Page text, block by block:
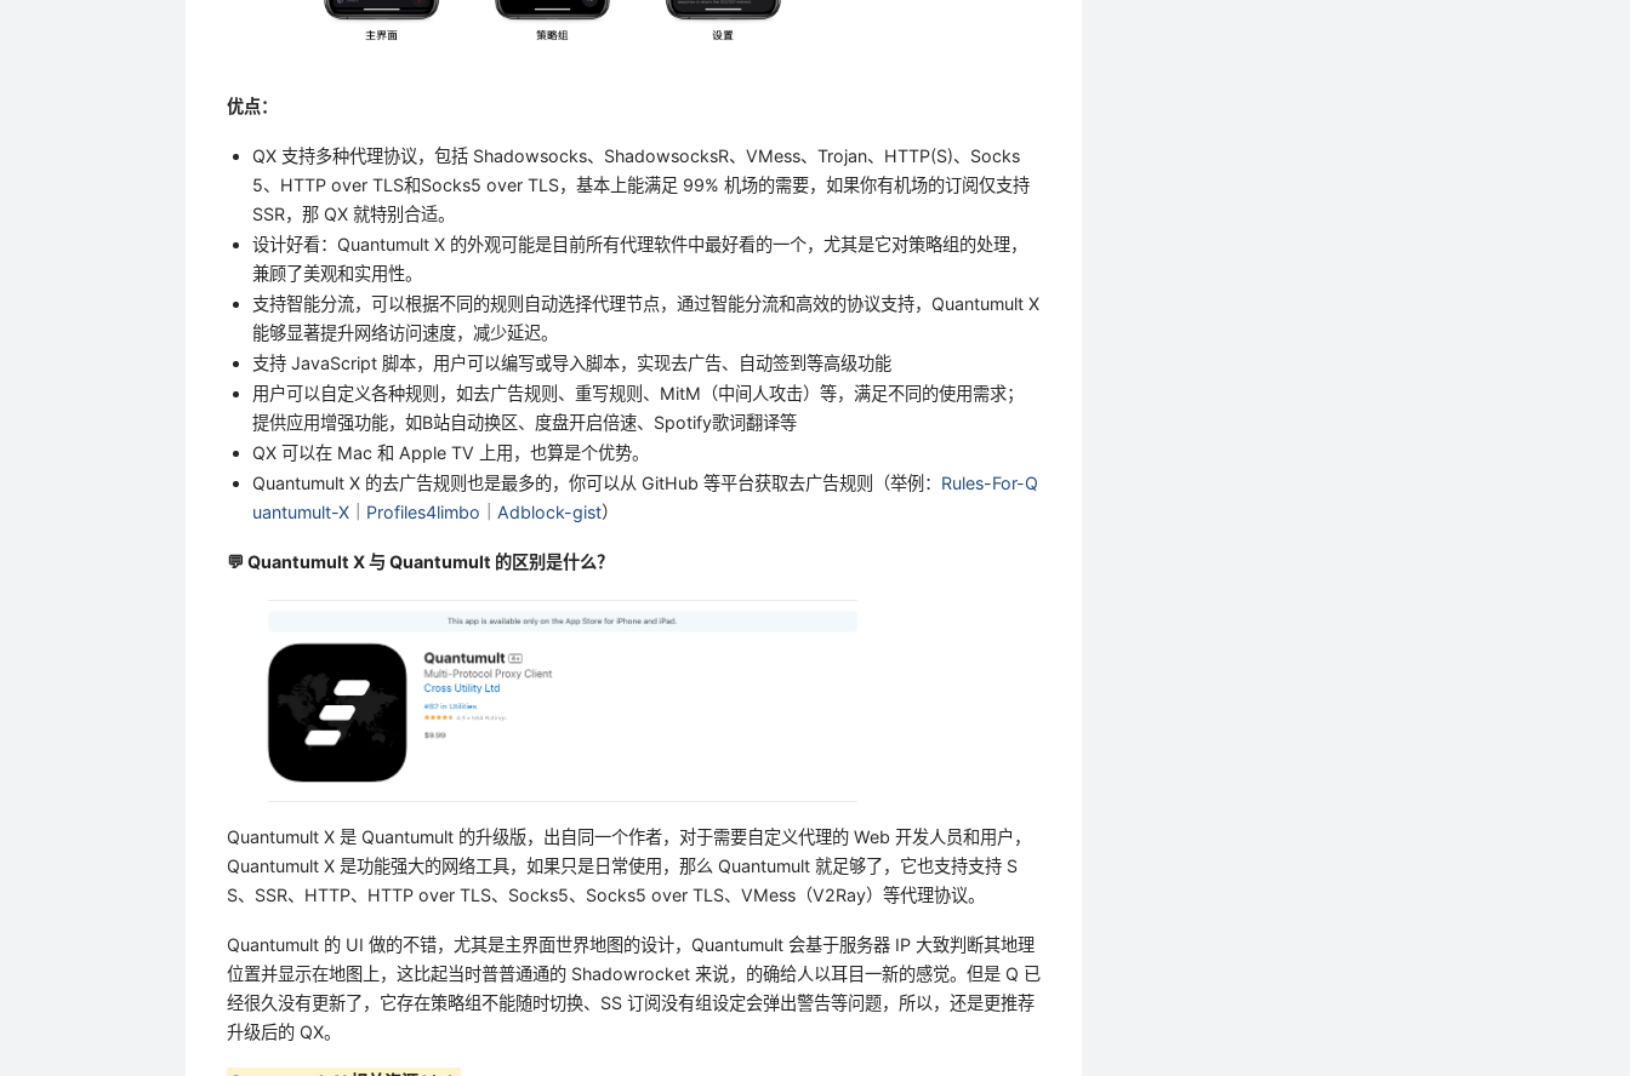
优点：
QX 支持多种代理协议，包括 Shadowsocks、ShadowsocksR、VMess、Trojan、HTTP(S)、Socks
5、HTTP over TLS和Socks5 over TLS，基本上能满足 99% 机场的需要，如果你有机场的订阅仅支持
SSR，那 QX 就特别合适。
设计好看：Quantumult X 的外观可能是目前所有代理软件中最好看的一个，尤其是它对策略组的处理，
兼顾了美观和实用性。
支持智能分流，可以根据不同的规则自动选择代理节点，通过智能分流和高效的协议支持，Quantumult X
能够显著提升网络访问速度，减少延迟。
支持 JavaScript 脚本，用户可以编写或导入脚本，实现去广告、自动签到等高级功能
用户可以自定义各种规则，如去广告规则、重写规则、MitM（中间人攻击）等，满足不同的使用需求；
提供应用增强功能，如B站自动换区、度盘开启倍速、Spotify歌词翻译等
QX 可以在 Mac 和 Apple TV 上用，也算是个优势。
Quantumult X 的去广告规则也是最多的，你可以从 GitHub 等平台获取去广告规则（举例： Rules-For-Q
uantumult-X
Profiles4limbo Adblock-gist）
💬 Quantumult X 与 Quantumult 的区别是什么？
Quantumult X 是 Quantumult 的升级版，出自同一个作者，对于需要自定义代理的 Web 开发人员和用户，
Quantumult X 是功能强大的网络工具，如果只是日常使用，那么 Quantumult 就足够了，它也支持支持 S
S、SSR、HTTP、HTTP over TLS、Socks5、Socks5 over TLS、VMess（V2Ray）等代理协议。
Quantumult 的 UI 做的不错，尤其是主界面世界地图的设计，Quantumult 会基于服务器 IP 大致判断其地理
位置并显示在地图上，这比起当时普普通通的 Shadowrocket 来说，的确给人以耳目一新的感觉。但是 Q 已
经很久没有更新了，它存在策略组不能随时切换、SS 订阅没有组设定会弹出警告等问题，所以，还是更推荐
升级后的 QX。